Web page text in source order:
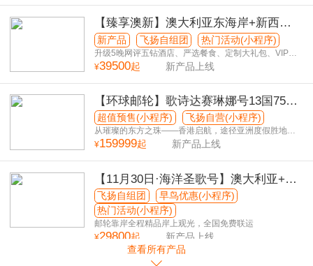
【臻享澳新】澳大利亚东海岸+新西兰
南北岛15日游
新产品 飞扬自组团 热门活动(小程序)
升级5晚网评五钻酒店、严选餐食、定制大礼包、VIP休
息室
¥39500起 新产品上线
【环球邮轮】歌诗达赛琳娜号13国75日
游
超值预售(小程序) 飞扬自营(小程序)
从璀璨的东方之珠——香港启航，途径亚洲度假胜地，
探索南太平洋地区“接近天堂”的绝美海岛，巡游澳大利
¥159999起 新产品上线
【11月30日·海洋圣歌号】澳大利亚+新
西兰奢享13日游
飞扬自组团
早鸟优惠(小程序)
热门活动(小程序)
邮轮靠岸全程精品岸上观光，全国免费联运
¥29800起
新产品上线
查看所有产品